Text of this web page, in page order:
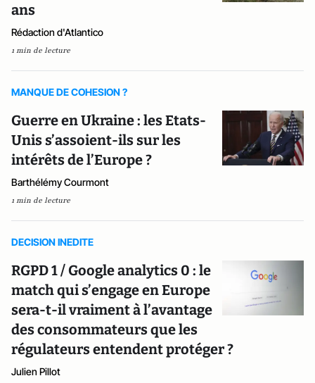
ans
Rédaction d'Atlantico
1 min de lecture
MANQUE DE COHESION ?
Guerre en Ukraine : les Etats-
Unis s’assoient-ils sur les
intérêts de l’Europe ?
Barthélémy Courmont
1 min de lecture
DECISION INEDITE
RGPD 1 / Google analytics 0 : le
match qui s’engage en Europe
sera-t-il vraiment à l’avantage
des consommateurs que les
régulateurs entendent protéger ?
Julien Pillot